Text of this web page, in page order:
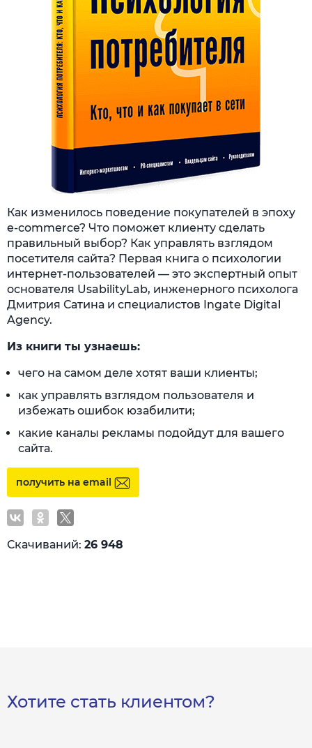
Как изменилось поведение покупателей в эпоху
e-commerce? Что поможет клиенту сделать
правильный выбор? Как управлять взглядом
посетителя сайта? Первая книга о психологии
интернет-пользователей — это экспертный опыт
основателя UsabilityLab, инженерного психолога
Дмитрия Сатина и специалистов Ingate Digital
Agency.
Из книги ты узнаешь:
чего на самом деле хотят ваши клиенты;
как управлять взглядом пользователя и
избежать ошибок юзабилити;
какие каналы рекламы подойдут для вашего
сайта.
получить на email
Скачиваний: 26 948
Хотите стать клиентом?